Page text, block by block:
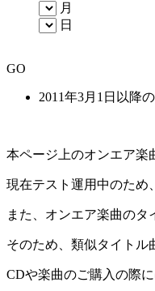
月
日
GO
2011年3月1日以降
本ページ上のオンエア楽
現在テスト運用中のため
また、オンエア楽曲のタ
そのため、類似タイトル
CDや楽曲のご購入の際